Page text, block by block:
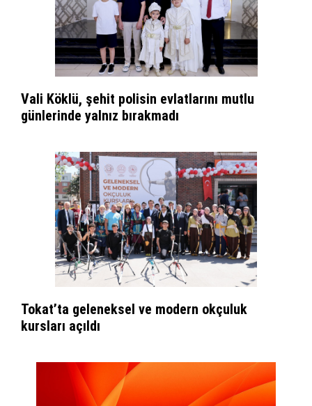
Vali Köklü, şehit polisin evlatlarını mutlu
günlerinde yalnız bırakmadı
Tokat’ta geleneksel ve modern okçuluk
kursları açıldı